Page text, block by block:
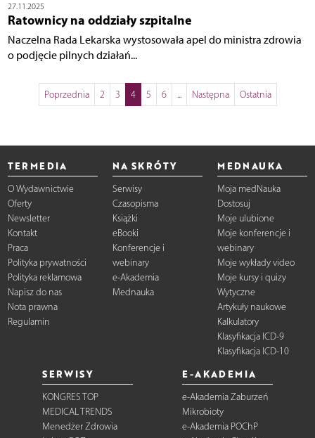
27.11.2025
Ratownicy na oddziały szpitalne
Naczelna Rada Lekarska wystosowała apel do ministra zdrowia
o podjęcie pilnych działań...
Poprzednia 2 3 4 5 6 ... Następna Ostatnia
TERMEDIA
O Wydawnictwie
Oferty
Newsletter
Kontakt
Praca
Polityka prywatności
Polityka reklamowa
Napisz do nas
Nota prawna
Regulamin
NA SKRÓTY
Serwisy
Czasopisma
Książki
eBooki
Konferencje i
webinary
e-Akademia
Mednauka
MEDNAUKA
Moja medNauka
Dostosuj
Moje ulubione
Moje konferencje i
webinary
Moje wykłady video
Moje kursy i quizy
Wytyczne
Artykuły naukowe
Kalkulatory
Klasyfikacja ICD-9
Klasyfikacja ICD-10
SERWISY
KONGRES TOP
MEDICAL TRENDS
Menedżer Zdrowia
E-AKADEMIA
e-Akademia Zaburzeń
Mikrobioty
e-Akademia POChP